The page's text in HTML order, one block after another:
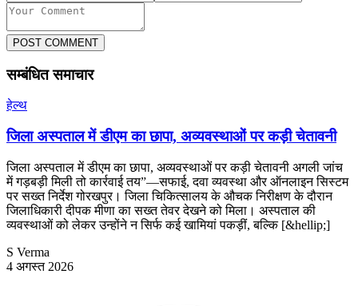
POST COMMENT
सम्बंधित समाचार
हेल्थ
जिला अस्पताल में डीएम का छापा, अव्यवस्थाओं पर कड़ी चेतावनी
जिला अस्पताल में डीएम का छापा, अव्यवस्थाओं पर कड़ी चेतावनी अगली जांच
में गड़बड़ी मिली तो कार्रवाई तय”—सफाई, दवा व्यवस्था और ऑनलाइन सिस्टम
पर सख्त निर्देश गोरखपुर। जिला चिकित्सालय के औचक निरीक्षण के दौरान
जिलाधिकारी दीपक मीणा का सख्त तेवर देखने को मिला। अस्पताल की
व्यवस्थाओं को लेकर उन्होंने न सिर्फ कई खामियां पकड़ीं, बल्कि [&hellip;]
S Verma
4 अगस्त 2026